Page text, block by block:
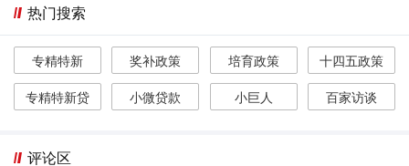
热门搜索
专精特新 奖补政策 培育政策
十四五政策
专精特新贷
小微贷款 小巨人 百家访谈
评论区